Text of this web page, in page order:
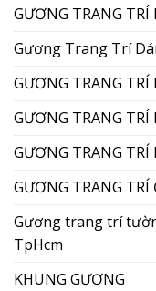
GƯƠNG TRANG
Gương Trang Trí
GƯƠNG TRANG TRÍ
GƯƠNG TRANG TRÍ
GƯƠNG TRANG
GƯƠNG TRANG TRÍ
Gương trang trí
TpHcm
KHUNG GƯƠNG